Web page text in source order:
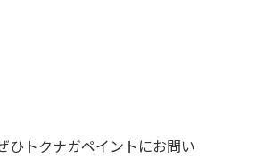
ひトクナガペイントにお問い